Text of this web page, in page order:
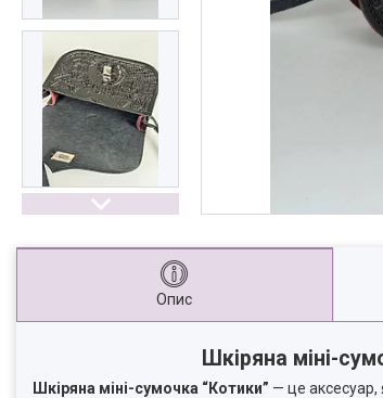
Опис
Шкіряна міні-
Шкіряна міні-сумочка “Котики” — це аксесуар,